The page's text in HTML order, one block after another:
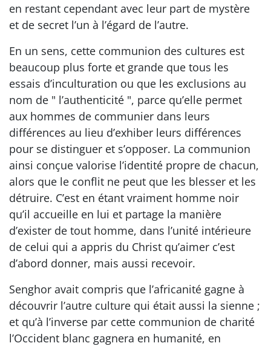
en restant cependant avec leur part de mystère
et de secret l’un à l’égard de l’autre.
En un sens, cette communion des cultures est
beaucoup plus forte et grande que tous les
essais d’inculturation ou que les exclusions au
nom de " l’authenticité ", parce qu’elle permet
aux hommes de communier dans leurs
différences au lieu d’exhiber leurs différences
pour se distinguer et s’opposer. La communion
ainsi conçue valorise l’identité propre de chacun,
alors que le conflit ne peut que les blesser et les
détruire. C’est en étant vraiment homme noir
qu’il accueille en lui et partage la manière
d’exister de tout homme, dans l’unité intérieure
de celui qui a appris du Christ qu’aimer c’est
d’abord donner, mais aussi recevoir.
Senghor avait compris que l’africanité gagne à
découvrir l’autre culture qui était aussi la sienne ;
et qu’à l’inverse par cette communion de charité
l’Occident blanc gagnera en humanité, en